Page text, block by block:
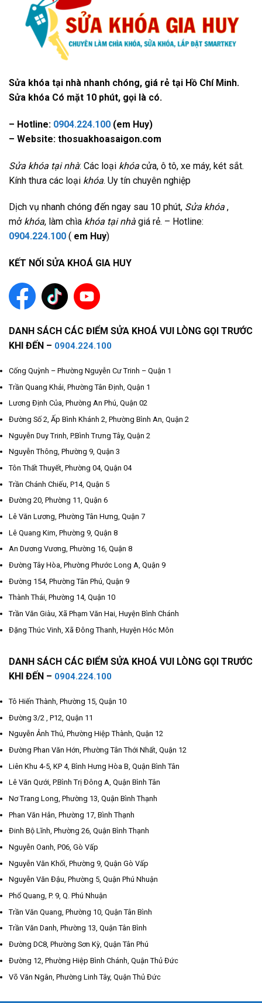
Sửa khóa tại nhà nhanh chóng, giá rẻ tại Hồ Chí Minh.
Sửa khóa Có mặt 10 phút, gọi là có.
– Hotline: 0904.224.100 (em Huy)
– Website: thosuakhoasaigon.com
Sửa khóa tại nhà: Các loại khóa cửa, ô tô, xe máy, két sắt.
Kính thưa các loại khóa. Uy tín chuyên nghiệp
Dịch vụ nhanh chóng đến ngay sau 10 phút, Sửa khóa ,
mở khóa, làm chìa khóa tại nhà giá rẻ. – Hotline:
0904.224.100 ( em Huy)
KẾT NỐI SỬA KHOÁ GIA HUY
DANH SÁCH CÁC ĐIỂM SỬA KHOÁ VUI LÒNG GỌI TRƯỚC
KHI ĐẾN – 0904.224.100
Cống Quỳnh – Phường Nguyễn Cư Trinh – Quận 1
Trần Quang Khải, Phường Tân Định, Quận 1
Lương Định Của, Phường An Phú, Quận 02
Đường Số 2, Ấp Bình Khánh 2, Phường Bình An, Quận 2
Nguyễn Duy Trinh, P.Bình Trưng Tây, Quận 2
Nguyễn Thông, Phường 9, Quận 3
Tôn Thất Thuyết, Phường 04, Quận 04
Trần Chánh Chiếu, P14, Quận 5
Đường 20, Phường 11, Quận 6
Lê Văn Lương, Phường Tân Hưng, Quận 7
Lê Quang Kim, Phường 9, Quận 8
An Dương Vương, Phường 16, Quận 8
Đường Tây Hòa, Phường Phước Long A, Quận 9
Đường 154, Phường Tân Phú, Quận 9
Thành Thái, Phường 14, Quận 10
Trần Văn Giàu, Xã Phạm Văn Hai, Huyện Bình Chánh
Đặng Thúc Vinh, Xã Đông Thanh, Huyện Hóc Môn
DANH SÁCH CÁC ĐIỂM SỬA KHOÁ VUI LÒNG GỌI TRƯỚC
KHI ĐẾN – 0904.224.100
Tô Hiến Thành, Phường 15, Quận 10
Đường 3/2 , P12, Quận 11
Nguyễn Ảnh Thủ, Phường Hiệp Thành, Quận 12
Đường Phan Văn Hớn, Phường Tân Thới Nhất, Quận 12
Liên Khu 4-5, KP 4, Bình Hưng Hòa B, Quận Bình Tân
Lê Văn Qưới, P.Bình Trị Đông A, Quận Bình Tân
Nơ Trang Long, Phường 13, Quận Bình Thạnh
Phan Văn Hân, Phường 17, Bình Thạnh
Đinh Bộ Lĩnh, Phường 26, Quận Bình Thạnh
Nguyễn Oanh, P06, Gò Vấp
Nguyễn Văn Khối, Phường 9, Quận Gò Vấp
Nguyễn Văn Đậu, Phường 5, Quận Phú Nhuận
Phổ Quang, P. 9, Q. Phú Nhuận
Trần Văn Quang, Phường 10, Quận Tân Bình
Trần Văn Danh, Phường 13, Quận Tân Bình
Đường DC8, Phường Sơn Kỳ, Quận Tân Phú
Đường 12, Phường Hiệp Bình Chánh, Quận Thủ Đức
Võ Văn Ngân, Phường Linh Tây, Quận Thủ Đức